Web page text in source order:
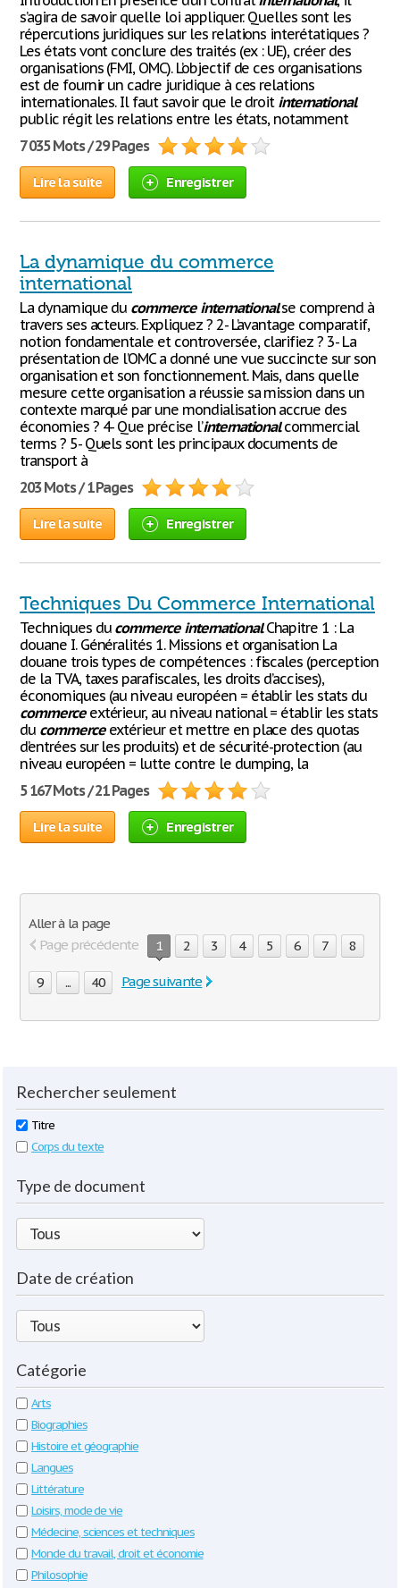
s’agira de savoir quelle loi appliquer. Quelles sont les
répercutions juridiques sur les relations interétatiques ?
Les états vont conclure des traités (ex : UE), créer des
organisations (FMI, OMC). L’objectif de ces organisations
est de fournir un cadre juridique à ces relations
internationales. Il faut savoir que le droit international
public régit les relations entre les états, notamment
7 035 Mots / 29 Pages
Lire la suite Enregistrer
La dynamique du commerce
international
La dynamique du commerce internationalse comprend à
travers ses acteurs. Expliquez ? 2- L’avantage comparatif,
notion fondamentale et controversée, clarifiez ? 3- La
présentation de l’OMC a donné une vue succincte sur son
organisation et son fonctionnement. Mais, dans quelle
mesure cette organisation a réussie sa mission dans un
contexte marqué par une mondialisation accrue des
économies ? 4- Que précise l’internationalcommercial
terms ? 5- Quels sont les principaux documents de
transport à
203 Mots / 1 Pages
Lire la suite Enregistrer
Techniques Du Commerce International
Techniques du commerce internationalChapitre 1 : La
douane I. Généralités 1. Missions et organisation La
douane trois types de compétences : fiscales (perception
de la TVA, taxes parafiscales, les droits d’accises),
économiques (au niveau européen = établir les stats du
commerceextérieur, au niveau national = établir les stats
du commerceextérieur et mettre en place des quotas
d’entrées sur les produits) et de sécurité-protection (au
niveau européen = lutte contre le dumping, la
5 167 Mots / 21 Pages
Lire la suite Enregistrer
Aller à la page
Page précédente
1 2 3 4 5 6 7 8
9 ... 40 Page suivante
Rechercher seulement
Titre
Corps du texte
Type de document
Date de création
Catégorie
Arts
Biographies
Histoire et géographie
Langues
Littérature
Loisirs, mode de vie
Médecine, sciences et techniques
Monde du travail, droit et économie
Philosophie